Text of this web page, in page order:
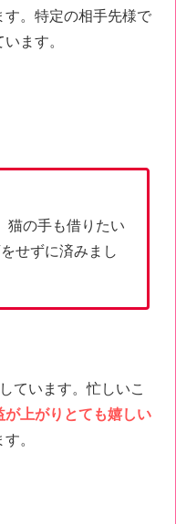
す。特定の相手先様で
ます。
猫の手も借りたい
せずに済みまし
ています。忙しいこ
が上がりとても嬉しい
。